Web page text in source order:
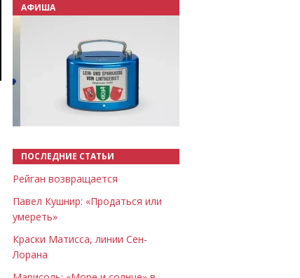
АФИША
ПОСЛЕДНИЕ СТАТЬИ
Рейган возвращается
Павел Кушнир: «Продаться или
умереть»
Краски Матисса, линии Сен-
Лорана